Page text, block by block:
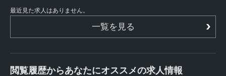
最近見た求人はありません。
一覧を見る
閲覧履歴からあなたにオススメの求人情報